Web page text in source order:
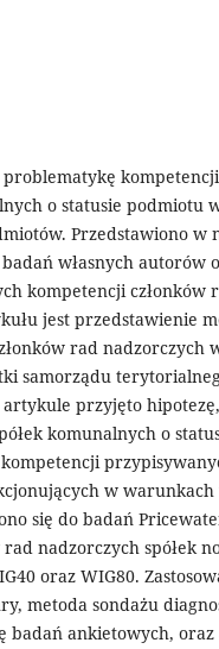
o statusie podmiotu
Przedstawiono w
własnych autorów
kompetencji członków
jest przedstawienie
rad nadzorczych
samorządu
przyjęto
komunalnych o
w warunkach
się do badań
nadzorczych spółek
oraz WIG80.
metoda sondażu
badań ankietowych, oraz